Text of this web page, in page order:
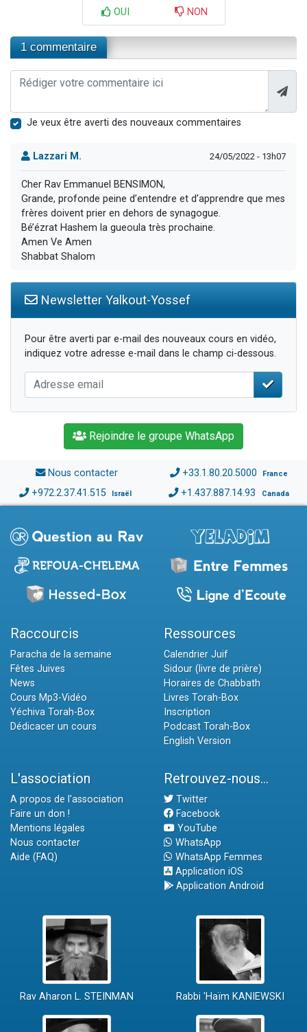
OUI NON
1 commentaire
Je veux être averti des nouveaux commentaires
Lazzari M. 24/05/2022 - 13h07
Cher Rav Emmanuel BENSIMON,
Grande, profonde peine d’entendre et d’apprendre que mes
frères doivent prier en dehors de synagogue.
Bé’ézrat Hashem la gueoula très prochaine.
Amen Ve Amen
Shabbat Shalom
Newsletter Yalkout-Yossef
Pour être averti par e-mail des nouveaux cours en vidéo,
indiquez votre adresse e-mail dans le champ ci-dessous.
Rejoindre le groupe WhatsApp
Nous contacter +33.1.80.20.5000 France
+972.2.37.41.515 Israël +1.437.887.14.93 Canada
Raccourcis
Paracha de la semaine
Fêtes Juives
News
Cours Mp3-Vidéo
Yéchiva Torah-Box
Dédicacer un cours
Ressources
Calendrier Juif
Sidour (livre de prière)
Horaires de Chabbath
Livres Torah-Box
Inscription
Podcast Torah-Box
English Version
L'association
A propos de l'association
Faire un don !
Mentions légales
Nous contacter
Aide (FAQ)
Retrouvez-nous...
Twitter
Facebook
YouTube
WhatsApp
WhatsApp Femmes
Application iOS
Application Android
Rav Aharon L. STEINMAN Rabbi 'Haïm KANIEWSKI